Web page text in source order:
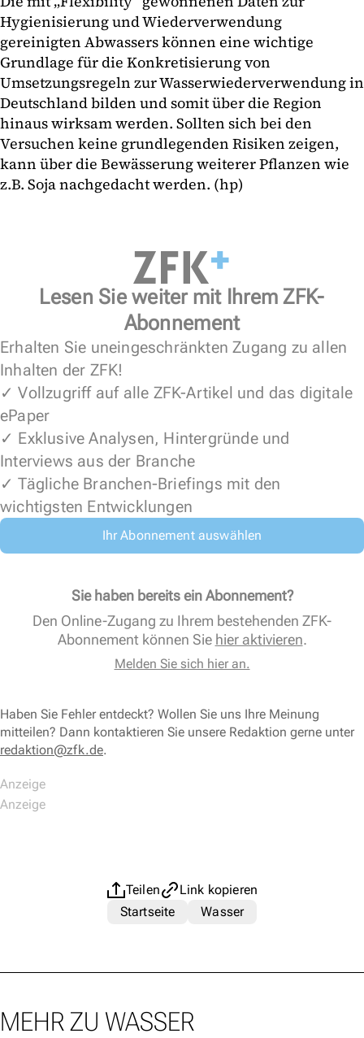
Hygienisierung und Wiederverwendung
gereinigten Abwassers können eine wichtige
Grundlage für die Konkretisierung von
Umsetzungsregeln zur Wasserwiederverwendung in
Deutschland bilden und somit über die Region
hinaus wirksam werden. Sollten sich bei den
Versuchen keine grundlegenden Risiken zeigen,
kann über die Bewässerung weiterer Pflanzen wie
z.B. Soja nachgedacht werden. (hp)
Lesen Sie weiter mit Ihrem ZFK-
Abonnement
Erhalten Sie uneingeschränkten Zugang zu allen
Inhalten der ZFK!
✓ Vollzugriff auf alle ZFK-Artikel und das digitale
ePaper
✓ Exklusive Analysen, Hintergründe und
Interviews aus der Branche
✓ Tägliche Branchen-Briefings mit den
wichtigsten Entwicklungen
Ihr Abonnement auswählen
Sie haben bereits ein Abonnement?
Den Online-Zugang zu Ihrem bestehenden ZFK-
Abonnement können Sie hier aktivieren.
Melden Sie sich hier an.
Haben Sie Fehler entdeckt? Wollen Sie uns Ihre Meinung
mitteilen? Dann kontaktieren Sie unsere Redaktion gerne unter
redaktion@zfk.de.
Teilen
Link kopieren
Startseite
Wasser
MEHR ZU WASSER